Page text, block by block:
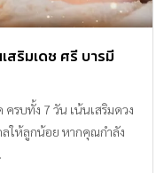
สริมเดช ศรี บารมี
รบทั้ง 7 วัน เน้นเสริมดวง
ลให้ลูกน้อย หากคุณกำลัง